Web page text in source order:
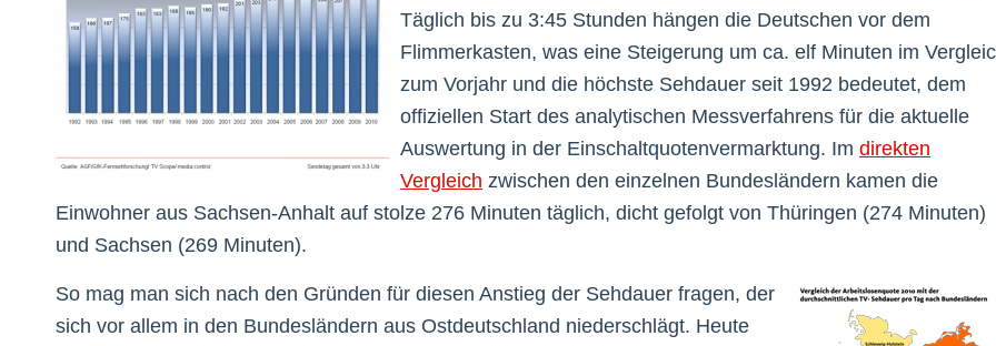
Täglich bis zu 3:45 Stunden hängen die Deutschen vor dem
Flimmerkasten, was eine Steigerung um ca. elf Minuten im
zum Vorjahr und die höchste Sehdauer seit 1992 bedeutet, dem
offiziellen Start des analytischen Messverfahrens für die aktuelle
Auswertung in der Einschaltquotenvermarktung. Im direkten
Vergleich zwischen den einzelnen Bundesländern kamen die
Einwohner aus Sachsen-Anhalt auf stolze 276 Minuten täglich, dicht gefolgt von Thüringen (274 Minuten)
und Sachsen (269 Minuten).
So mag man sich nach den Gründen für diesen Anstieg der Sehdauer fragen, der
sich vor allem in den Bundesländern aus Ostdeutschland niederschlägt. Heute